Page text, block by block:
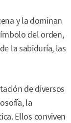
y la dominan
del orden,
la sabiduría, las
de diversos
la
Ellos conviven